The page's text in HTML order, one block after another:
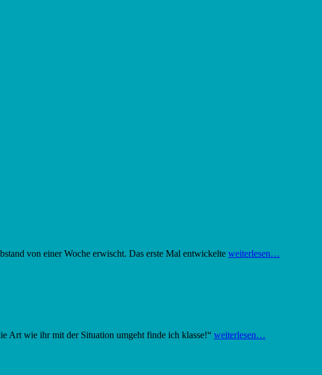
von einer Woche erwischt. Das erste Mal entwickelte weiterlesen…
Art wie ihr mit der Situation umgeht finde ich klasse!“ weiterlesen…